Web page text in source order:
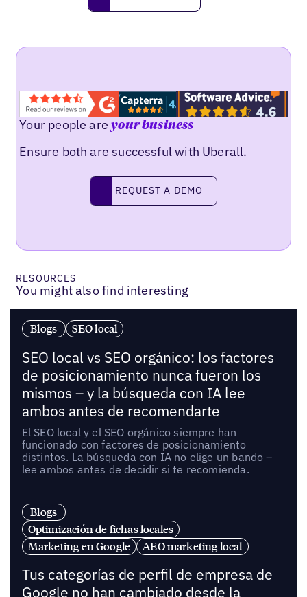
Your people areyour business
Ensure both are successful with Uberall.
Request a demo
REQUEST A DEMO
RESOURCES
You might also find interesting
Blogs SEO local
SEO local vs SEO orgánico: los factores
de posicionamiento nunca fueron los
mismos – y la búsqueda con IA lee
ambos antes de recomendarte
El SEO local y el SEO orgánico siempre han
funcionado con factores de posicionamiento
distintos. La búsqueda con IA no elige un bando –
lee ambos antes de decidir si te recomienda.
Blogs
Optimización de fichas locales
Marketing en Google
AEO marketing local
Tus categorías de perfil de empresa de
Google no han cambiado desde la